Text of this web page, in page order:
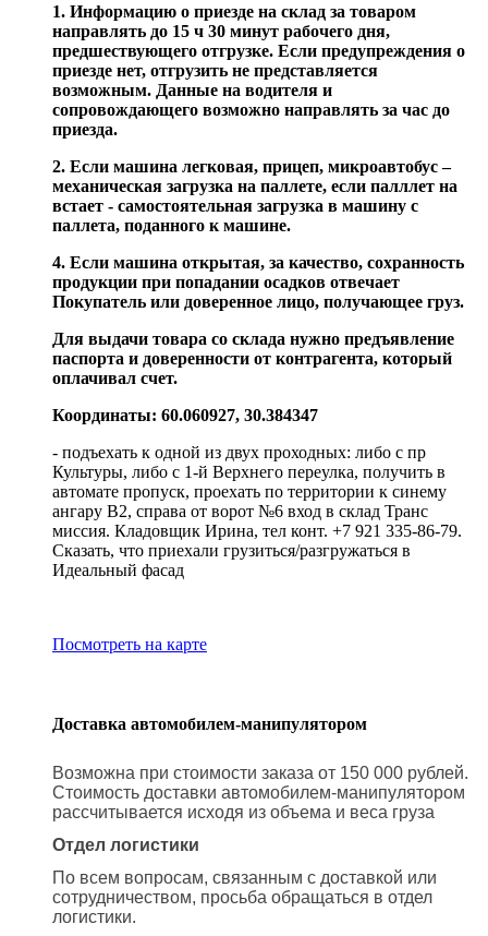
1. Информацию о приезде на склад за товаром
направлять до 15 ч 30 минут рабочего дня,
предшествующего отгрузке. Если предупреждения о
приезде нет, отгрузить не представляется
возможным. Данные на водителя и
сопровождающего возможно направлять за час до
приезда.
2. Если машина легковая, прицеп, микроавтобус –
механическая загрузка на паллете, если палллет на
встает - самостоятельная загрузка в машину с
паллета, поданного к машине.
4. Если машина открытая, за качество, сохранность
продукции при попадании осадков отвечает
Покупатель или доверенное лицо, получающее груз.
Для выдачи товара со склада нужно предъявление
паспорта и доверенности от контрагента, который
оплачивал счет.
Координаты: 60.060927, 30.384347
- подъехать к одной из двух проходных: либо с пр
Культуры, либо с 1-й Верхнего переулка, получить в
автомате пропуск, проехать по территории к синему
ангару В2, справа от ворот №6 вход в склад Транс
миссия. Кладовщик Ирина, тел конт. +7 921 335-86-79.
Сказать, что приехали грузиться/разгружаться в
Идеальный фасад
Посмотреть на карте
Доставка автомобилем-манипулятором
Возможна при стоимости заказа от 150 000 рублей.
Стоимость доставки автомобилем-манипулятором
рассчитывается исходя из объема и веса груза
Отдел логистики
По всем вопросам, связанным с доставкой или
сотрудничеством, просьба обращаться в отдел
логистики.